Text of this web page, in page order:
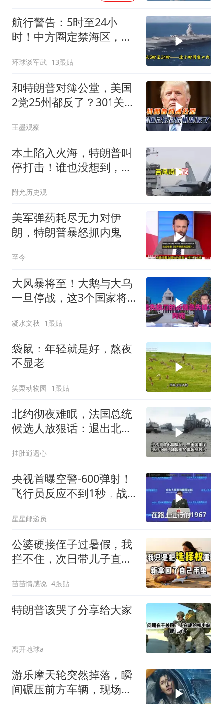
航行警告：5时至24小
时！中方圈定禁海区，美
权已定
环球谈军武 13跟贴
和特朗普对簿公堂，美国
2党25州都反了？301关税
王墨观察
本土陷入火海，特朗普叫
停打击！谁也没想到，中
附允历史观
美军弹药耗尽无力对伊
朗，特朗普暴怒抓内鬼
至今
大风暴将至！大鹅与大乌
一旦停战，这3个国家将
凝水文秋 1跟贴
袋鼠：年轻就是好，熬夜
不显老
笑栗动物园 1跟贴
北约彻夜难眠，法国总统
候选人放狠话：退出北
挂肚逍遥心
央视首曝空警-600弹射！
飞行员反应不到1秒，战
星星邮递员
公婆硬接侄子过暑假，我
拦不住，次日带儿子直飞
苗苗情感说 4跟贴
特朗普该哭了分享给大家
离开地球a
游乐摩天轮突然掉落，瞬
间碾压前方车辆，现场状